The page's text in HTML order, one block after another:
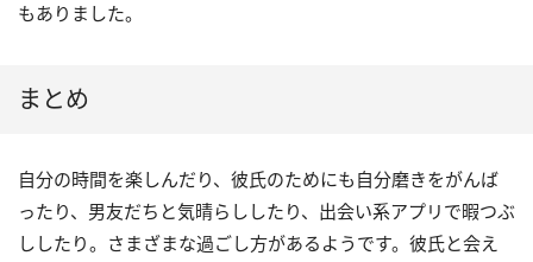
もありました。
まとめ
自分の時間を楽しんだり、彼氏のためにも自分磨きをがんば
ったり、男友だちと気晴らししたり、出会い系アプリで暇つぶ
ししたり。さまざまな過ごし方があるようです。彼氏と会え